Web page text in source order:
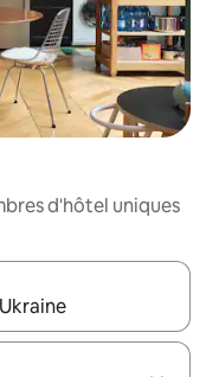
d'hôtel uniques
les flèches vers le